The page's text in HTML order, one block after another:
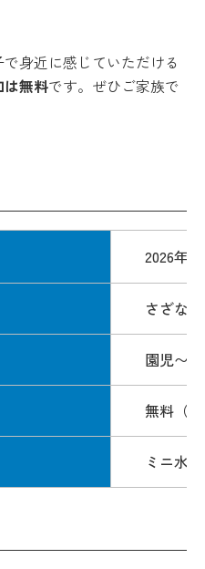
身近に感じていただける
は無料です。ぜひご家族で
2026年6
さざな
園児〜
無料（
ミニ水